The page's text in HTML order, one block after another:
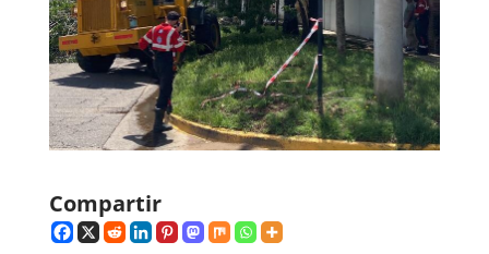
Compartir